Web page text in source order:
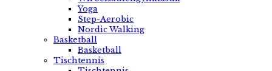
Yoga
Step-Aerobic
Nordic Walking
Basketball
Basketball
Tischtennis